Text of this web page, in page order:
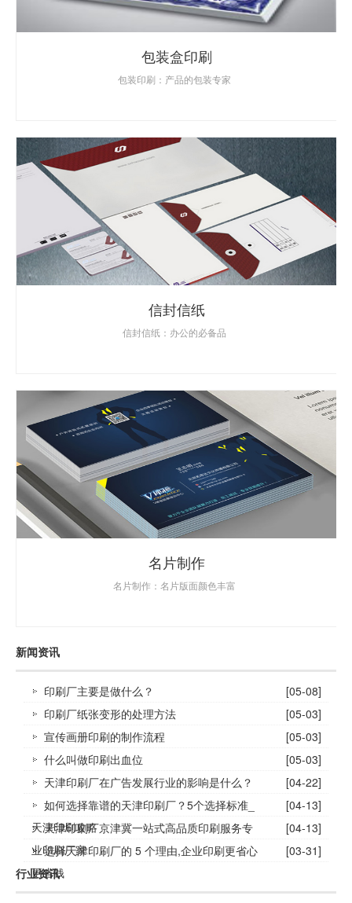
包装盒印刷
包装印刷：产品的包装专家
信封信纸
信封信纸：办公的必备品
名片制作
名片制作：名片版面颜色丰富
新闻资讯
印刷厂主要是做什么？
[05-08]
印刷厂纸张变形的处理方法
[05-03]
宣传画册印刷的制作流程
[05-03]
什么叫做印刷出血位
[05-03]
天津印刷厂在广告发展行业的影响是什么？
[04-22]
如何选择靠谱的天津印刷厂？5个选择标准_
天津印刷攻略
[04-13]
天津印刷厂京津冀一站式高品质印刷服务专
业印刷厂家
[04-13]
选择天津印刷厂的 5 个理由,企业印刷更省心
更省钱
[03-31]
行业资讯